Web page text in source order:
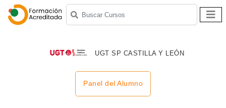
UGT SP CASTILLA Y LEÓN
Panel del Alumno